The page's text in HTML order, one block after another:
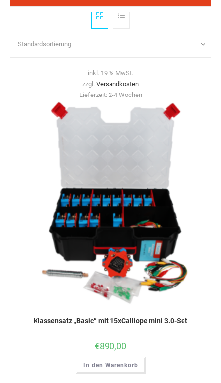
Standardsortierung
inkl. 19 % MwSt.
zzgl. Versandkosten
Lieferzeit: 2-4 Wochen
Klassensatz „Basic“ mit 15xCalliope mini 3.0-Set
€890,00
In den Warenkorb